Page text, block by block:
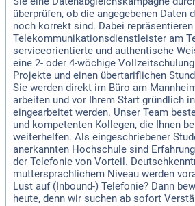
überprüfen, ob die angegebenen Daten
noch korrekt sind. Dabei repräsentieren
Telekommunikationsdienstleister am
serviceorientierte und authentische
eine 2- oder 4-wöchige
Projekte und einen übertariflichen
Sie werden direkt im Büro am
arbeiten und vor Ihrem Start gründlich
eingearbeitet werden. Unser Team
und kompetenten Kollegen, die Ihnen
weiterhelfen. Als eingeschriebener
anerkannten Hochschule sind
der Telefonie von Vorteil.
muttersprachlichem Niveau werden
Lust auf (Inbound-) Telefonie? Dann
heute, denn wir suchen ab sofort